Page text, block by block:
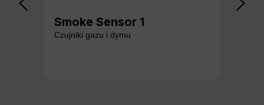
Smoke Sensor 1
Czujniki gazu i dymu